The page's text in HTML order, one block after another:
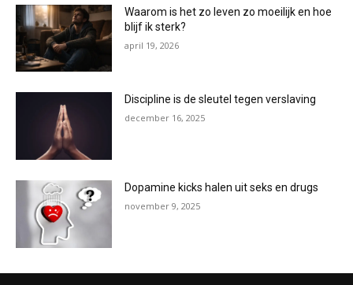
Waarom is het zo leven zo moeilijk en hoe
blijf ik sterk?
april 19, 2026
Discipline is de sleutel tegen verslaving
december 16, 2025
Dopamine kicks halen uit seks en drugs
november 9, 2025